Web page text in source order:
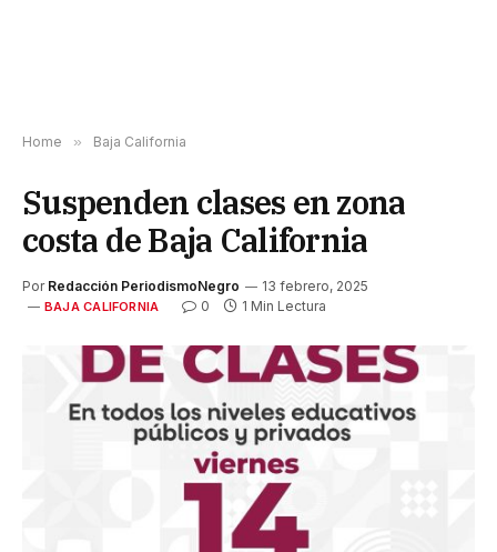
Home » Baja California
Suspenden clases en zona
costa de Baja California
Por Redacción PeriodismoNegro 13 febrero, 2025
BAJA CALIFORNIA 0 1 Min Lectura